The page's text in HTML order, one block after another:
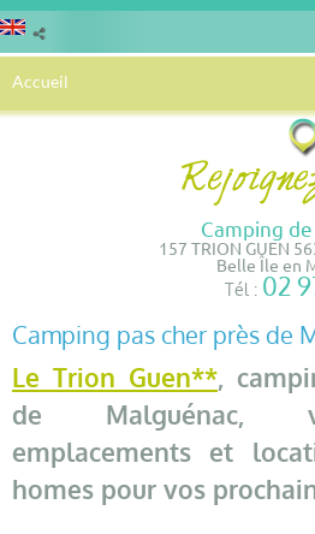
Accueil
Camping
157 TRION GUEN
Belle Île en
Tél : 02
Camping pas cher près de
Le Trion Guen**,
de Malguénac,
emplacements et
homes pour vos